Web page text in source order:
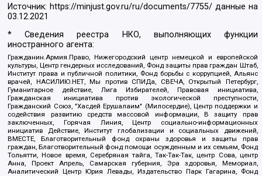
Источник: https://minjust.gov.ru/ru/documents/7755/ данные на
03.12.2021
* Сведения реестра НКО, выполняющих функции
иностранного агента:
Гражданин.Армия.Право, Нижегородский центр немецкой и европейской
культуры, Центр гендерных исследований, Фонд защиты прав граждан Штаб,
Институт права и публичной политики, Фонд борьбы с коррупцией, Альянс
врачей, НАСИЛИЮ.НЕТ, Мы против СПИДа, СВЕЧА, Открытый Петербург,
Гуманитарное действие, Лига Избирателей, Правовая инициатива,
Гражданская инициатива против экологической преступности,
Гражданский Союз, "Хасдей Ерушалаим" (Милосердие), Центр поддержки и
содействия развитию средств массовой информации, В защиту прав
заключенных, Горячая Линия, Центр социально-информационных
инициатив Действие, Институт глобализации и социальных движений,
ВМЕСТЕ, Благотворительный фонд охраны здоровья и защиты прав
граждан, Благотворительный фонд помощи осужденным и их семьям, Фонд
Тольятти, Новое время, Серебряная тайга, Так-Так-Так, центр Сова, центр
Анна, Проект Апрель, Самарская губерния, Эра здоровья, Мемориал,
Аналитический Центр Юрия Левады, Издательство Парк Гагарина, Фонд